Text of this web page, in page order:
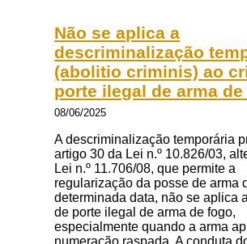
Não se aplica a
descriminalização
(abolitio criminis) ao
porte ilegal de arma
08/06/2025
A descriminalização temporária
artigo 30 da Lei n.º 10.826/03,
Lei n.º 11.706/08, que permite a
regularização da posse de arma
determinada data, não se aplica
de porte ilegal de arma de fogo,
especialmente quando a arma
numeração raspada. A conduta